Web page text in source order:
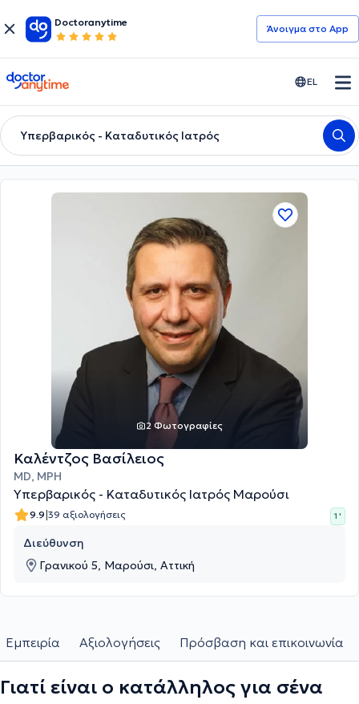
Doctoranytime
Άνοιγμα στο App
doctoranytime EL
Υπερβαρικός - Καταδυτικός Ιατρός
2 Φωτογραφίες
Καλέντζος Βασίλειος
MD, MPH
Υπερβαρικός - Καταδυτικός Ιατρός Μαρούσι
9.9|39 αξιολογήσεις 1 '
Διεύθυνση
Γρανικού 5, Μαρούσι, Αττική
Εμπειρία Αξιολογήσεις Πρόσβαση και επικοινωνία
Γιατί είναι ο κατάλληλος για σένα